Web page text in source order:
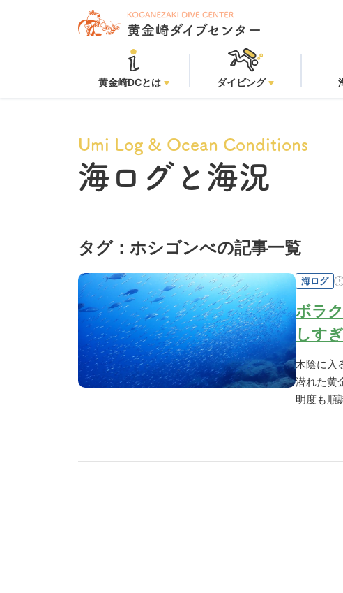
黄金崎DCとは ダイビング
Umi Log & Ocean Conditions
海ログと海況
タグ：ホシゴンべの記事一覧
海ログ
ボラ
しす
木陰に入
潜れた黄
明度も順